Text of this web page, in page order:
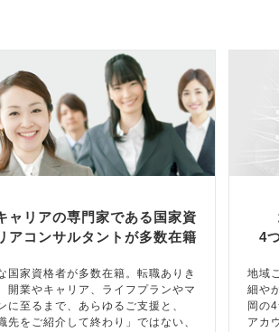
ャリアの専門家である国家資
アコンサルタントが多数在籍
国家資格者が多数在籍。転職ありき
開業やキャリア、ライフプランやマ
に至るまで、あらゆるご支援と、
先をご紹介して終わり」ではない、
4
地域
細や
岡の
アカ